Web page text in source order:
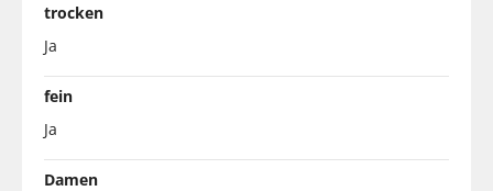
trocken
Ja
fein
Ja
Damen